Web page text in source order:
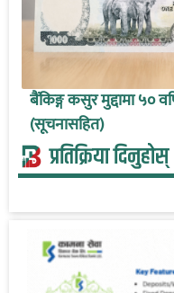
बैंकिङ्ग कसुर मुद्दामा ५०
(सूचनासहित)
प्रतिक्रिया दिनुहोस्